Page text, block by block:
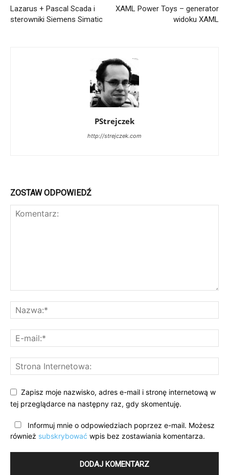
Lazarus + Pascal Scada i
sterowniki Siemens Simatic
XAML Power Toys – generator
widoku XAML
PStrejczek
http://strejczek.com
ZOSTAW ODPOWIEDŹ
Zapisz moje nazwisko, adres e-mail i stronę internetową w
tej przeglądarce na następny raz, gdy skomentuję.
Informuj mnie o odpowiedziach poprzez e-mail. Możesz
również subskrybować wpis bez zostawiania komentarza.